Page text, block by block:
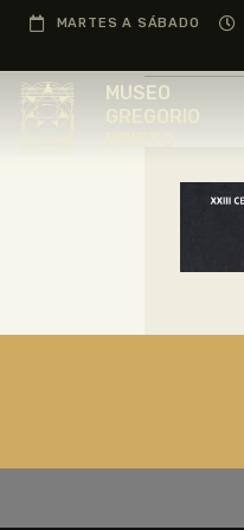
MARTES A SÁBADO
MUSEO